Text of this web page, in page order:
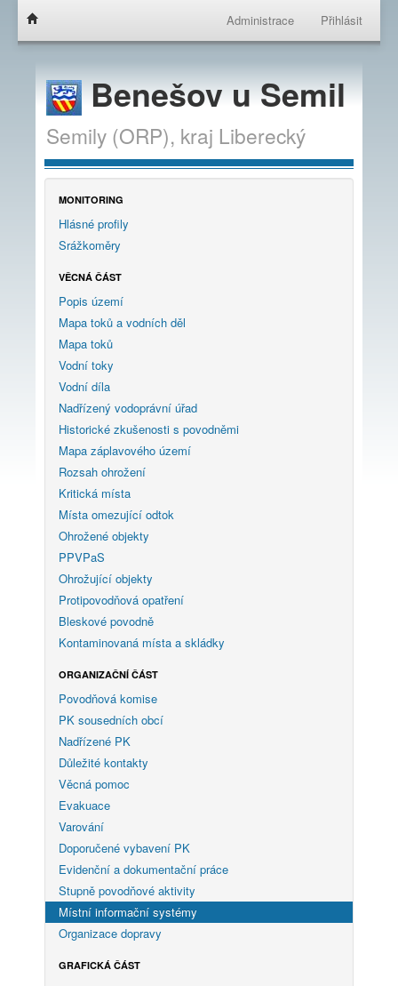
Administrace Přihlásit
Benešov u Semil
Semily (ORP), kraj Liberecký
MONITORING
Hlásné profily
Srážkoměry
VĚCNÁ ČÁST
Popis území
Mapa toků a vodních děl
Mapa toků
Vodní toky
Vodní díla
Nadřízený vodoprávní úřad
Historické zkušenosti s povodněmi
Mapa záplavového území
Rozsah ohrožení
Kritická místa
Místa omezující odtok
Ohrožené objekty
PPVPaS
Ohrožující objekty
Protipovodňová opatření
Bleskové povodně
Kontaminovaná místa a skládky
ORGANIZAČNÍ ČÁST
Povodňová komise
PK sousedních obcí
Nadřízené PK
Důležité kontakty
Věcná pomoc
Evakuace
Varování
Doporučené vybavení PK
Evidenční a dokumentační práce
Stupně povodňové aktivity
Místní informační systémy
Organizace dopravy
GRAFICKÁ ČÁST